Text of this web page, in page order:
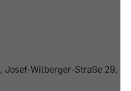
, Josef-Wilberger-Straße 29,